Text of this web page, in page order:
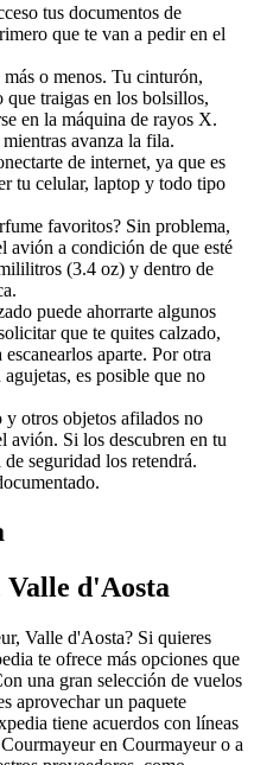
tus documentos de
que te van a pedir en el
o menos. Tu cinturón,
traigas en los bolsillos,
en la máquina de rayos X.
avanza la fila.
de internet, ya que es
tu celular, laptop y todo tipo
favoritos? Sin problema,
avión a condición de que esté
(3.4 oz) y dentro de
puede ahorrarte algunos
que te quites calzado,
aparte. Por otra
es posible que no
otros objetos afilados no
avión. Si los descubren en tu
seguridad los retendrá.
Valle d'Aosta
Valle d'Aosta? Si quieres
te ofrece más opciones que
una gran selección de vuelos
aprovechar un paquete
tiene acuerdos con líneas
en Courmayeur o a